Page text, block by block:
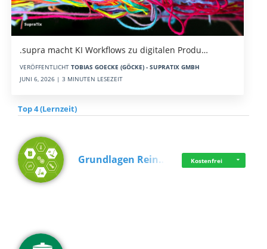
.supra macht KI Workflows zu digitalen Produ…
VERÖFFENTLICHT TOBIAS GOECKE (GÖCKE) - SUPRATIX GMBH
JUNI 6, 2026 | 3 MINUTEN LESEZEIT
Top 4 (Lernzeit)
Grundlagen Rein… Kostenfrei